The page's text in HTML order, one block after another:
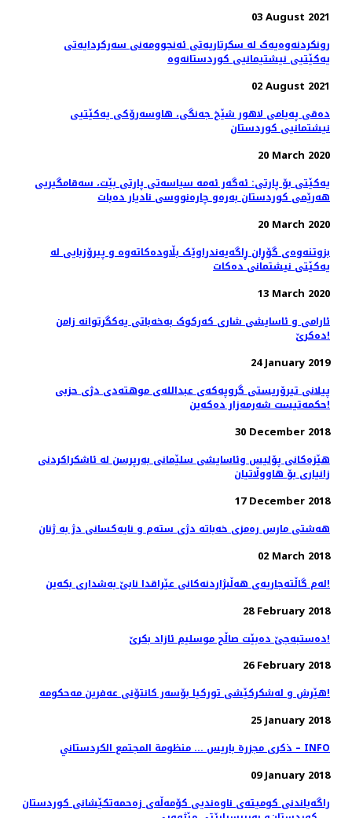
03 August 2021
رونکردنەوەیەک لە سکرتاریەتی ئەنجوومەنی سەرکردایەتی
یەکێتیی نیشتیمانیی کوردستانەوە
02 August 2021
دەقی په‌یامی لاهور شێخ جه‌نگی، هاوسەرۆكی یەكێتیی
نیشتمانیی كوردستان
20 March 2020
یەکێتی بۆ پارتی: ئەگەر ئەمە سیاسەتی پارتی بێت، سه‌قامگیریی
هه‌رێمی كوردستان به‌ره‌و چاره‌نووسی نادیار ده‌بات
20 March 2020
بزوتنەوەی گۆڕان ڕاگەیەندراوێک بڵاودەکاتەوە و پیرۆزبایی لە
یەکێتی نیشتمانی دەکات
13 March 2020
ئارامی و ئاسایشی ‌شاری که‌رکو‌ک به‌خه‌باتی یه‌کگرتوانه‌ زامن
ده‌کرێ!
24 January 2019
پیلانی تیرۆریستی گروپەکەی عبداللەی موهتەدی دژی حزبی
حکمەتیست شەرمەزار دەکەین!
30 December 2018
هێزەکانی پۆلیس وئاسایشی سلێمانی بەرپرسن لە ئاشکراکردنی
زانیاری بۆ هاووڵاتیان
17 December 2018
هەشتی مارس رەمزی خەباتە دژی ستەم و نایەکسانی دژ بە ژنان
02 March 2018
لەم گاڵتەجاریەی هەڵبژاردنەکانی عێراقدا نابێ بەشداری بکەین!
28 February 2018
دەستبەجێ دەبێت صاڵح موسلیم ئازاد بکرێ!
26 February 2018
هێرش و لەشکرکێشی تورکیا بۆسەر کانتۆنی عەفرین مەحکومە!
25 January 2018
ذکری مجزرة باريس ... منظومة المجتمع الكردستاني – INFO
09 January 2018
راگەیاندنی كومیتەی ناوەندیی كۆمەڵەی زەحمەتكێشانی كوردستان